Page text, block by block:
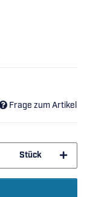
Frage zum Artikel
Stück